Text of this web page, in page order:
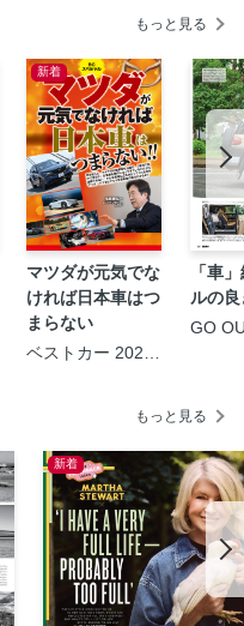
もっと見る
新着
マツダが元気でな
ければ日本車はつ
まらない
ベストカー 2026
「車
ルの
GO
もっと見る
新着